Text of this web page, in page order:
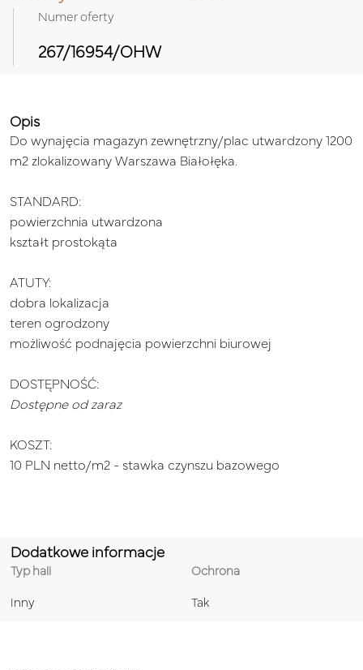
Numer oferty
267/16954/OHW
Opis
Do wynajęcia magazyn zewnętrzny/plac utwardzony 1200
m2 zlokalizowany Warszawa Białołęka.
STANDARD:
powierzchnia utwardzona
kształt prostokąta
ATUTY:
dobra lokalizacja
teren ogrodzony
możliwość podnajęcia powierzchni biurowej
DOSTĘPNOŚĆ:
Dostępne od zaraz
KOSZT:
10 PLN netto/m2 - stawka czynszu bazowego
Dodatkowe informacje
Typ hali
Inny
Ochrona
Tak